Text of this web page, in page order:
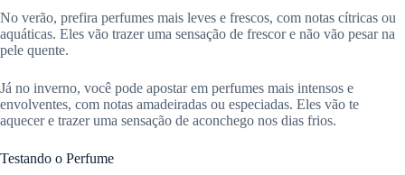
No verão, prefira perfumes mais leves e frescos, com notas cítricas ou
aquáticas. Eles vão trazer uma sensação de frescor e não vão pesar na
pele quente.
Já no inverno, você pode apostar em perfumes mais intensos e
envolventes, com notas amadeiradas ou especiadas. Eles vão te
aquecer e trazer uma sensação de aconchego nos dias frios.
Testando o Perfume